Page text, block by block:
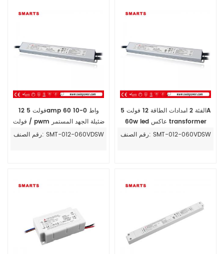
12 فولت 5amp 60 واط 0-10
فولت / pwm ضئيلة الجهد المستمر
أدى سائق
رقم الصنف: SMT-012-060VDSW
الفئة 2 امدادات الطاقة 12 فولت 5A
60w led عاكس transformer
رقم الصنف: SMT-012-060VDSW